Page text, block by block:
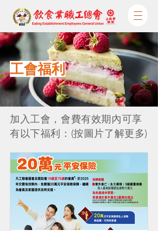
工會福利
加入工會，會費有效期內可享
有以下福利：(按圖片了解更多)